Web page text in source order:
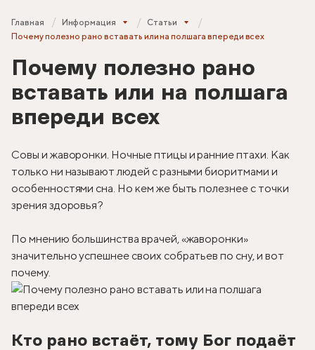
Главная Информация
Статьи
Почему полезно рано вставать или на полшага впереди всех
Почему полезно рано
вставать или на полшага
впереди всех
Совы и жаворонки. Ночные птицы и ранние птахи. Как
только ни называют людей с разными биоритмами и
особенностями сна. Но кем же быть полезнее с точки
зрения здоровья?
По мнению большинства врачей, «жаворонки»
значительно успешнее своих собратьев по сну, и вот
почему.
Кто рано встаёт, тому Бог подаёт